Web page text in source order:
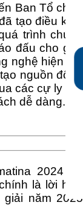
Ban Tổ chức
tạo điều kiện
trình chúng
đấu cho gần
nghệ hiện đại
nguồn động
các cự ly thử
dễ dàng.
2024 đã
là lời hứa
năm 2025